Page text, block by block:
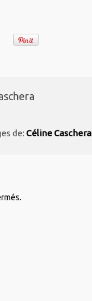
de: Céline Caschera